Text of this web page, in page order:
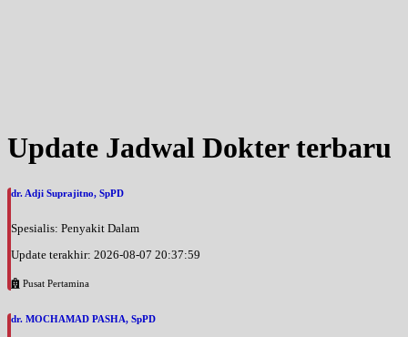
Update Jadwal Dokter terbaru
dr. Adji Suprajitno, SpPD
Spesialis: Penyakit Dalam
Update terakhir: 2026-08-07 20:37:59
Pusat Pertamina
dr. MOCHAMAD PASHA, SpPD